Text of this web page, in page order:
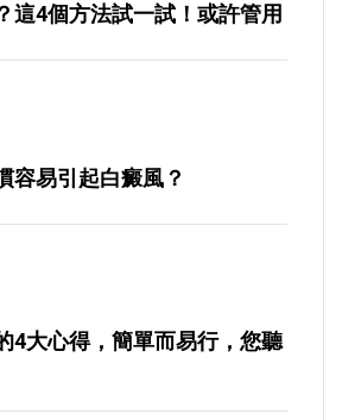
這4個方法試一試！或許管用
容易引起白癜風？
4大心得，簡單而易行，您聽